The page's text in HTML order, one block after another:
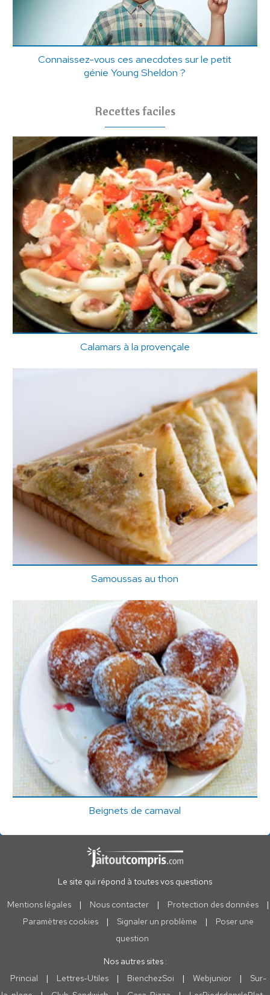
Connaissez-vous ces anecdotes sur le petit
génie Young Sheldon ?
Recettes faciles
Calamars à la provençale
Samoussas au thon
Beignets de carnaval
Le site qui répond à toutes vos questions
Mentions légales | Nous contacter | Protection des données
|
Paramètres cookies
| Signaler un problème |
Poser une
question
Nos autres sites :
Princial
| Lettres-Utiles | BienchezSoi | Webjunior |
Sur-